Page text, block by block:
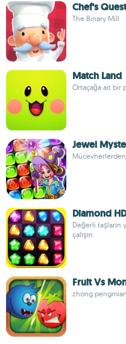
Chef's Quest
The Binary Mill
Match Land
Ortaçağa ait bir
Jewel
Diamond
Değerli taşların
çalışın
Fruit Vs
zhong pengmian